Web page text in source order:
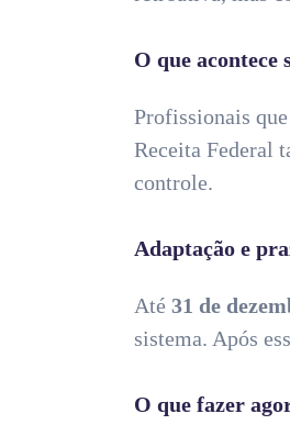
O que acontece
Profissionais
Receita Federal
controle.
Adaptação e
Até 31 de
sistema. Após
O que fazer